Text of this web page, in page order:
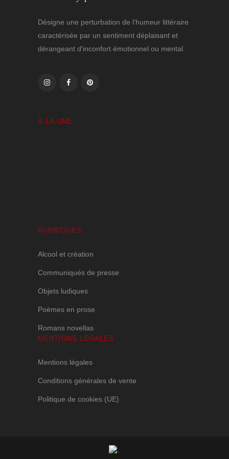
Désigne une perturbation de l’humeur littéraire
caractérisée par un sentiment déplaisant et
dérangeant d'inconfort émotionnel ou mental.
À LA UNE
RUBRIQUES
Alcool et création
Communiqués de presse
Objets ludiques
Poèmes en prose
Romans novellas
MENTIONS LÉGALES
Mentions légales
Conditions générales de vente
Politique de cookies (UE)